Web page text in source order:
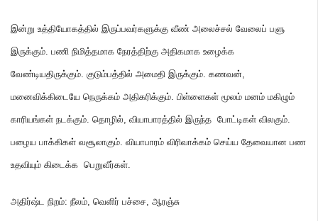
இன்று உத்தியோகத்தில் இருப்பவர்களுக்கு வீண் அலைச்சல் வேலைப் பளு
இருக்கும். பணி நிமித்தமாக நேரத்திற்கு அதிகமாக உழைக்க
வேண்டியதிருக்கும். குடும்பத்தில் அமைதி இருக்கும். கணவன்,
மனைவிக்கிடையே நெருக்கம் அதிகரிக்கும். பிள்ளைகள் மூலம் மனம் மகிழும்
காரியங்கள் நடக்கும். தொழில், வியாபாரத்தில் இருந்த போட்டிகள் விலகும்.
பழைய பாக்கிகள் வசூலாகும். வியாபாரம் விரிவாக்கம் செய்ய தேவையான பண
உதவியும் கிடைக்க பெறுவீர்கள்.
அதிர்ஷ்ட நிறம்: நீலம், வெளிர் பச்சை, ஆரஞ்சு